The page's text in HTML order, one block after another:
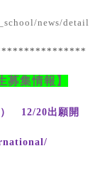
news/detail
集情報】
） 12/20出願開